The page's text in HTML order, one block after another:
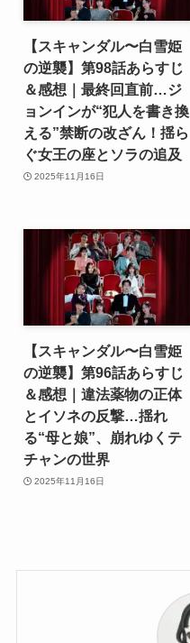
【スキャンダル〜白雪姫
の逆襲】第98話あらすじ
＆感想｜最終回直前…ジ
ョンインが“犯人を書き換
える”禁断の改ざん！揺ら
ぐ女王の座とソラの追及
2025年11月16日
【スキャンダル〜白雪姫
の逆襲】第96話あらすじ
＆感想｜違法薬物の正体
とイソネの反撃…揺れ
る“母と娘”、崩れゆくテ
チャンの世界
2025年11月16日